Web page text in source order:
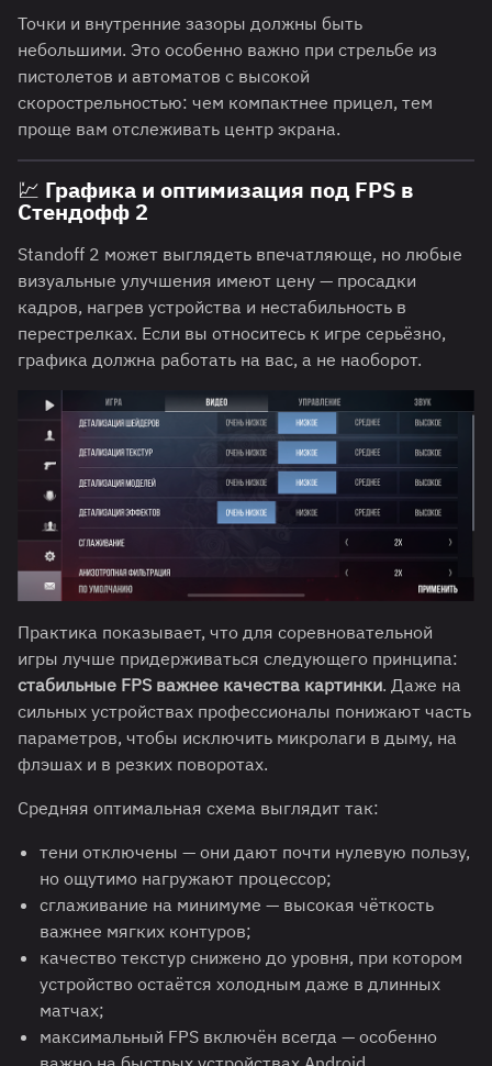
Точки и внутренние зазоры должны быть
небольшими. Это особенно важно при стрельбе из
пистолетов и автоматов с высокой
скорострельностью: чем компактнее прицел, тем
проще вам отслеживать центр экрана.
💹 Графика и оптимизация под FPS в
Стендофф 2
Standoff 2 может выглядеть впечатляюще, но любые
визуальные улучшения имеют цену — просадки
кадров, нагрев устройства и нестабильность в
перестрелках. Если вы относитесь к игре серьёзно,
графика должна работать на вас, а не наоборот.
Практика показывает, что для соревновательной
игры лучше придерживаться следующего принципа:
стабильные FPS важнее качества картинки. Даже на
сильных устройствах профессионалы понижают часть
параметров, чтобы исключить микролаги в дыму, на
флэшах и в резких поворотах.
Средняя оптимальная схема выглядит так:
тени отключены — они дают почти нулевую пользу,
но ощутимо нагружают процессор;
сглаживание на минимуме — высокая чёткость
важнее мягких контуров;
качество текстур снижено до уровня, при котором
устройство остаётся холодным даже в длинных
матчах;
максимальный FPS включён всегда — особенно